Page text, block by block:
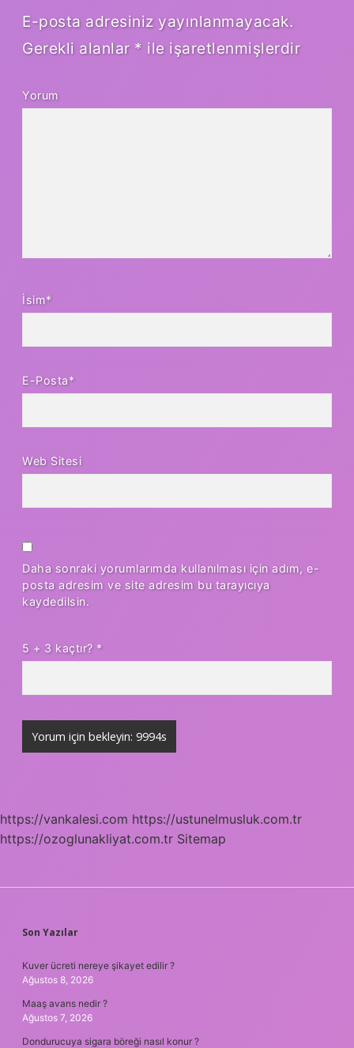
E-posta adresiniz yayınlanmayacak.
Gerekli alanlar * ile işaretlenmişlerdir
Yorum
İsim*
E-Posta*
Web Sitesi
Daha sonraki yorumlarımda kullanılması için adım, e-
posta adresim ve site adresim bu tarayıcıya
kaydedilsin.
5 + 3 kaçtır? *
https://vankalesi.com https://ustunelmusluk.com.tr
https://ozoglunakliyat.com.tr Sitemap
SIDEBAR
Son Yazılar
Kuver ücreti nereye şikayet edilir ?
Ağustos 8, 2026
Maaş avans nedir ?
Ağustos 7, 2026
Dondurucuya sigara böreği nasıl konur ?